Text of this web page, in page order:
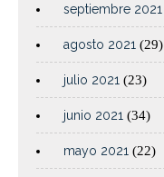
septiembre 2021
agosto 2021 (29)
julio 2021 (23)
junio 2021 (34)
mayo 2021 (22)